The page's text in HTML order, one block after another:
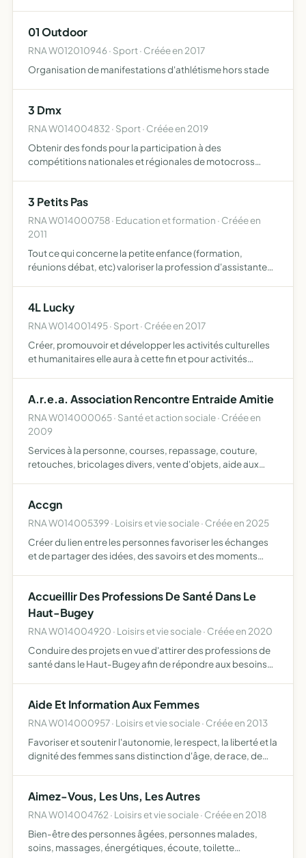
01 Outdoor
RNA W012010946 · Sport · Créée en 2017
Organisation de manifestations d'athlétisme hors stade
3 Dmx
RNA W014004832 · Sport · Créée en 2019
Obtenir des fonds pour la participation à des
compétitions nationales et régionales de motocross
3 Petits Pas
RNA W014000758 · Education et formation · Créée en
2011
Tout ce qui concerne la petite enfance (formation,
réunions débat, etc) valoriser la profession d'assistante
4L Lucky
RNA W014001495 · Sport · Créée en 2017
Créer, promouvoir et développer les activités culturelles
et humanitaires elle aura à cette fin et pour activités
A.r.e.a. Association Rencontre Entraide Amitie
RNA W014000065 · Santé et action sociale · Créée en
2009
Services à la personne, courses, repassage, couture,
retouches, bricolages divers, vente d'objets, aide aux
Accgn
RNA W014005399 · Loisirs et vie sociale · Créée en 2025
Créer du lien entre les personnes favoriser les échanges
et de partager des idées, des savoirs et des moments
des t…
Accueillir Des Professions De Santé Dans Le
Haut-Bugey
RNA W014004920 · Loisirs et vie sociale · Créée en 2020
Conduire des projets en vue d'attirer des professions de
santé dans le Haut-Bugey afin de répondre aux besoins
Aide Et Information Aux Femmes
RNA W014000957 · Loisirs et vie sociale · Créée en 2013
Favoriser et soutenir l'autonomie, le respect, la liberté et la
dignité des femmes sans distinction d'âge, de race, de
Aimez-Vous, Les Uns, Les Autres
RNA W014004762 · Loisirs et vie sociale · Créée en 2018
Bien-être des personnes âgées, personnes malades,
soins, massages, énergétiques, écoute, toilette